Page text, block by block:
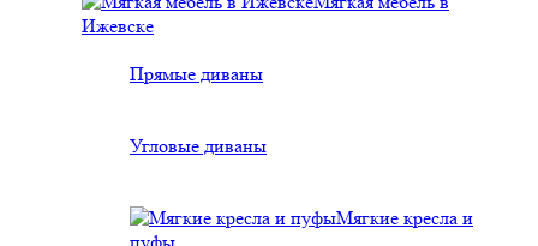
Ижевске
Прямые диваны
Угловые диваны
Мягкие кресла и